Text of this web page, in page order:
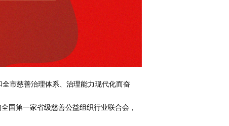
全市慈善治理体系、治理能力现代化而奋
国第一家省级慈善公益组织行业联合会，